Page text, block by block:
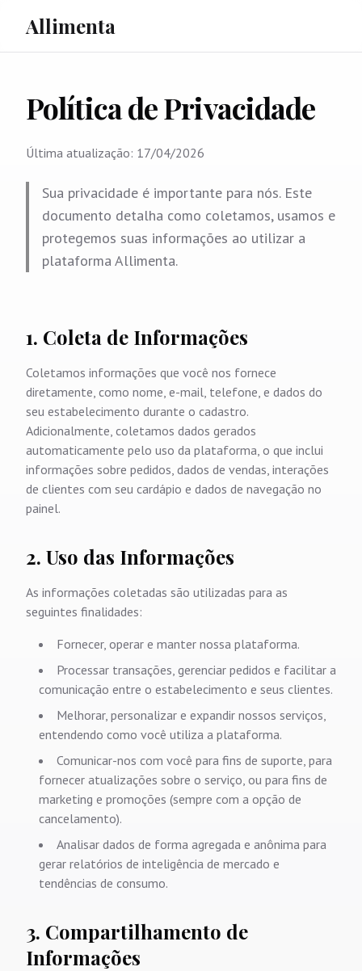
Allimenta
Política de Privacidade
Última atualização: 17/04/2026
Sua privacidade é importante para nós. Este
documento detalha como coletamos, usamos e
protegemos suas informações ao utilizar a
plataforma Allimenta.
1. Coleta de Informações
Coletamos informações que você nos fornece
diretamente, como nome, e-mail, telefone, e dados do
seu estabelecimento durante o cadastro.
Adicionalmente, coletamos dados gerados
automaticamente pelo uso da plataforma, o que inclui
informações sobre pedidos, dados de vendas, interações
de clientes com seu cardápio e dados de navegação no
painel.
2. Uso das Informações
As informações coletadas são utilizadas para as
seguintes finalidades:
Fornecer, operar e manter nossa plataforma.
Processar transações, gerenciar pedidos e facilitar a
comunicação entre o estabelecimento e seus clientes.
Melhorar, personalizar e expandir nossos serviços,
entendendo como você utiliza a plataforma.
Comunicar-nos com você para fins de suporte, para
fornecer atualizações sobre o serviço, ou para fins de
marketing e promoções (sempre com a opção de
cancelamento).
Analisar dados de forma agregada e anônima para
gerar relatórios de inteligência de mercado e
tendências de consumo.
3. Compartilhamento de
Informações